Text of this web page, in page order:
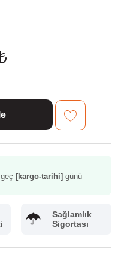
Şu
[kargo-tarihi] günü
Sağlamlık
Sigortası